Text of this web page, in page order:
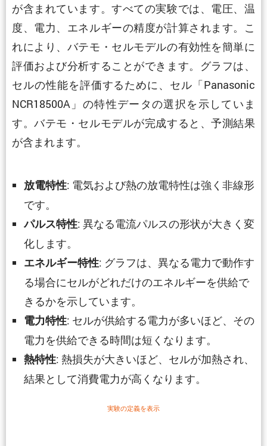
が含まれています。すべての実験では、電圧、温
度、電力、エネルギーの精度が計算されます。こ
れにより、バテモ・セルモデルの有効性を簡単に
評価および分析することができます。グラフは、
セルの性能を評価するために、セル「Panasonic
NCR18500A」の特性データの選択を示していま
す。バテモ・セルモデルが完成すると、予測結果
が含まれます。
放電特性: 電気および熱の放電特性は強く非線形
です。
パルス特性: 異なる電流パルスの形状が大きく変
化します。
エネルギー特性: グラフは、異なる電力で動作す
る場合にセルがどれだけのエネルギーを供給で
きるかを示しています。
電力特性: セルが供給する電力が多いほど、その
電力を供給できる時間は短くなります。
熱特性: 熱損失が大きいほど、セルが加熱され、
結果として消費電力が高くなります。
実験の定義を表示